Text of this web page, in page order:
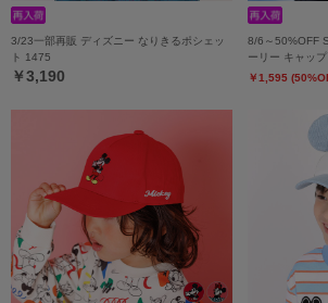
3/23一部再販 ディズニー なりきるポシェッ
ト 1475
￥3,190
8/6～50%OFF
ーリー キャッ
￥1,595